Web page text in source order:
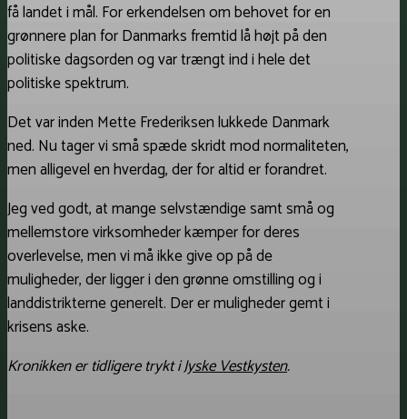
få landet i mål. For erkendelsen om behovet for en
grønnere plan for Danmarks fremtid lå højt på den
politiske dagsorden og var trængt ind i hele det
politiske spektrum.
Det var inden Mette Frederiksen lukkede Danmark
ned. Nu tager vi små spæde skridt mod normaliteten,
men alligevel en hverdag, der for altid er forandret.
Jeg ved godt, at mange selvstændige samt små og
mellemstore virksomheder kæmper for deres
overlevelse, men vi må ikke give op på de
muligheder, der ligger i den grønne omstilling og i
landdistrikterne generelt. Der er muligheder gemt i
krisens aske.
Kronikken er tidligere trykt iJyske Vestkysten.